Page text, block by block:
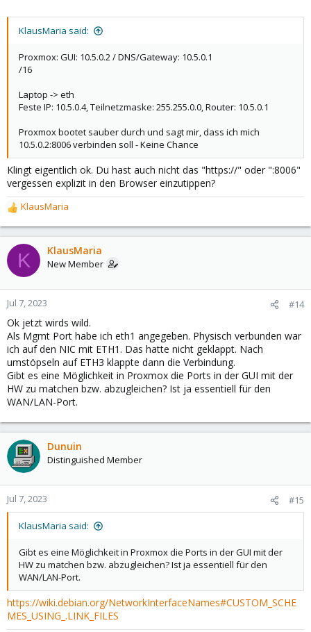
KlausMaria said:
Proxmox: GUI: 10.5.0.2 / DNS/Gateway: 10.5.0.1
/16
Laptop -> eth
Feste IP: 10.5.0.4, Teilnetzmaske: 255.255.0.0, Router: 10.5.0.1
Proxmox bootet sauber durch und sagt mir, dass ich mich
10.5.0.2:8006 verbinden soll - Keine Chance
Klingt eigentlich ok. Du hast auch nicht das "https://" oder ":8006"
vergessen explizit in den Browser einzutippen?
R
e
a
c
t
o
n
s
:
KlausMaria
K KlausMaria
New Member
Jul 7, 2023 #14
Ok jetzt wirds wild.
Als Mgmt Port habe ich eth1 angegeben. Physisch verbunden war
ich auf den NIC mit ETH1. Das hatte nicht geklappt. Nach
umstöpseln auf ETH3 klappte dann die Verbindung.
Gibt es eine Möglichkeit in Proxmox die Ports in der GUI mit der
HW zu matchen bzw. abzugleichen? Ist ja essentiell für den
WAN/LAN-Port.
Dunuin
Distinguished Member
Jul 7, 2023 #15
KlausMaria said:
Gibt es eine Möglichkeit in Proxmox die Ports in der GUI mit der
HW zu matchen bzw. abzugleichen? Ist ja essentiell für den
WAN/LAN-Port.
https://wiki.debian.org/NetworkInterfaceNames#CUSTOM_SCHE
MES_USING_.LINK_FILES